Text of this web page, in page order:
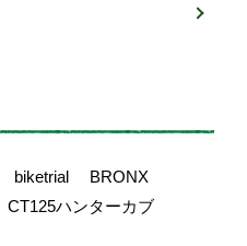
biketrial
BRONX
CT125ハンターカブ